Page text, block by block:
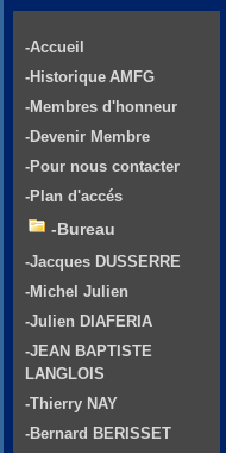
-Accueil
-Historique AMFG
-Membres d'honneur
-Devenir Membre
-Pour nous contacter
-Plan d'accés
-Bureau
-Jacques DUSSERRE
-Michel Julien
-Julien DIAFERIA
-JEAN BAPTISTE
LANGLOIS
-Thierry NAY
-Bernard BERISSET